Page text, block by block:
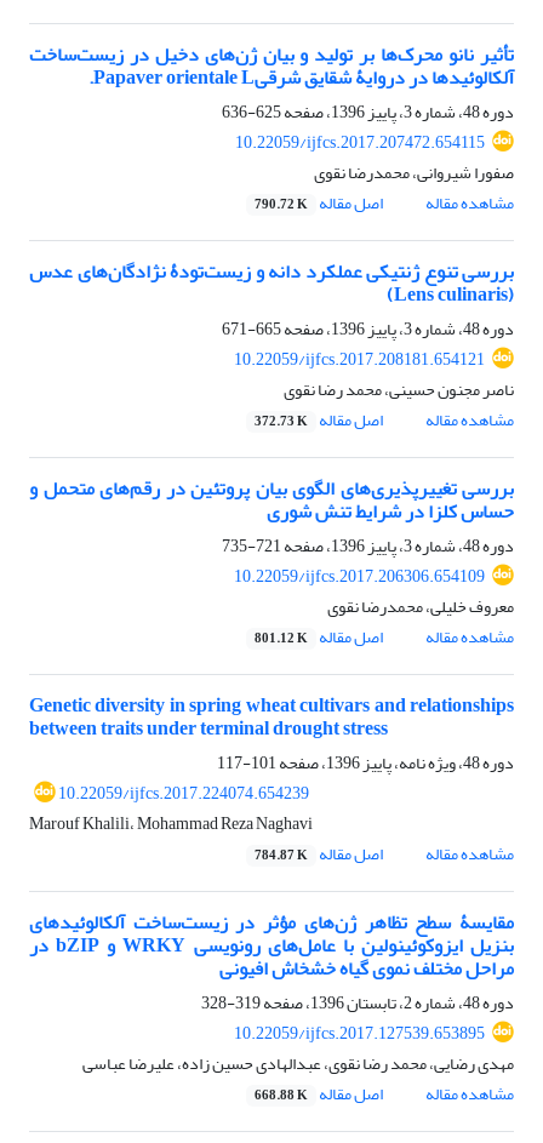
تأثیر نانو محرک‌ها بر تولید و بیان ژن‌های دخیل در زیست‌ساخت
آلکالوئیدها در دروایۀ شقایق شرقیPapaver orientale L.
دوره 48، شماره 3، پاییز 1396، صفحه
625-636
10.22059/ijfcs.2017.207472.654115
صفورا شیروانی، محمدرضا نقوی
مشاهده مقاله
اصل مقاله 790.72 K
بررسی تنوع ژنتیکی عملکرد دانه و زیست‌تودۀ نژادگان‌های عدس
(Lens culinaris)
دوره 48، شماره 3، پاییز 1396، صفحه
665-671
10.22059/ijfcs.2017.208181.654121
ناصر مجنون حسینی، محمد رضا نقوی
مشاهده مقاله
اصل مقاله 372.73 K
بررسی تغییرپذیری‌های الگوی بیان پروتئین در رقم‌های متحمل و
حساس کلزا در شرایط تنش شوری
دوره 48، شماره 3، پاییز 1396، صفحه
721-735
10.22059/ijfcs.2017.206306.654109
معروف خلیلی، محمدرضا نقوی
مشاهده مقاله
اصل مقاله 801.12 K
Genetic diversity in spring wheat cultivars and relationships
between traits under terminal drought stress
دوره 48، ویژه نامه، پاییز 1396، صفحه
101-117
10.22059/ijfcs.2017.224074.654239
Marouf Khalili، Mohammad Reza Naghavi
مشاهده مقاله
اصل مقاله 784.87 K
مقایسۀ سطح تظاهر ژن‌های مؤثر در زیست‌ساخت آلکالوئیدهای
بنزیل ایزوکوئینولین با عامل‌های رونویسی WRKY و bZIP در
مراحل مختلف نموی گیاه خشخاش افیونی
دوره 48، شماره 2، تابستان 1396، صفحه
319-328
10.22059/ijfcs.2017.127539.653895
مهدی رضایی، محمد رضا نقوی، عبدالهادی حسین زاده، علیرضا عباسی
مشاهده مقاله
اصل مقاله 668.88 K